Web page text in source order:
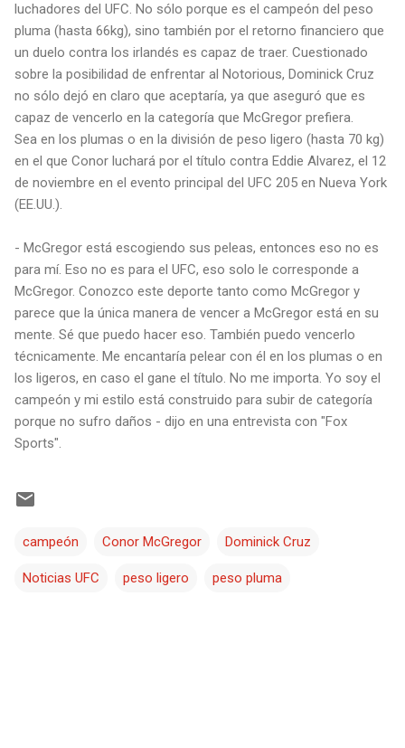
luchadores del UFC. No sólo porque es el campeón del peso
pluma (hasta 66kg), sino también por el retorno financiero que
un duelo contra los irlandés es capaz de traer. Cuestionado
sobre la posibilidad de enfrentar al Notorious, Dominick Cruz
no sólo dejó en claro que aceptaría, ya que aseguró que es
capaz de vencerlo en la categoría que McGregor prefiera.
Sea en los plumas o en la división de peso ligero (hasta 70 kg)
en el que Conor luchará por el título contra Eddie Alvarez, el 12
de noviembre en el evento principal del UFC 205 en Nueva York
(EE.UU.).
- McGregor está escogiendo sus peleas, entonces eso no es
para mí. Eso no es para el UFC, eso solo le corresponde a
McGregor. Conozco este deporte tanto como McGregor y
parece que la única manera de vencer a McGregor está en su
mente. Sé que puedo hacer eso. También puedo vencerlo
técnicamente. Me encantaría pelear con él en los plumas o en
los ligeros, en caso el gane el título. No me importa. Yo soy el
campeón y mi estilo está construido para subir de categoría
porque no sufro daños - dijo en una entrevista con "Fox
Sports".
campeón Conor McGregor Dominick Cruz
Noticias UFC peso ligero peso pluma